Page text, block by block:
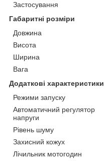
Застосування
Габаритні розміри
Довжина
Висота
Ширина
Вага
Додаткові характеристики
Режими запуску
Автоматичний регулятор
напруги
Рівень шуму
Захисний кожух
Лічильник мотогодин